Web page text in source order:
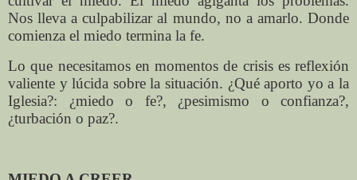
Nos lleva a culpabilizar al mundo, no a amarlo. Donde
comienza el miedo termina la fe.
Lo que necesitamos en momentos de crisis es reflexión
valiente y lúcida sobre la situación. ¿Qué aporto yo a la
Iglesia?: ¿miedo o fe?, ¿pesimismo o confianza?,
¿turbación o paz?.